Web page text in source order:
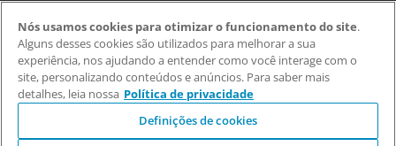
As informações contidas neste site são destinadas exclusivamente
a pessoas no Brasil e não constituem, nem têm a intenção de
constituir, nenhum tipo de publicidade, solicitação ou oferta de
contratação em nenhuma jurisdição fora do Brasil, onde seu uso
pode ser proibido ou sujeito à regulamentação diversa.
Nós usamos cookies para otimizar o funcionamento do site.
Alguns desses cookies são utilizados para melhorar a sua
experiência, nos ajudando a entender como você interage com o
site, personalizando conteúdos e anúncios. Para saber mais
detalhes, leia nossa Política de privacidade
Definições de cookies